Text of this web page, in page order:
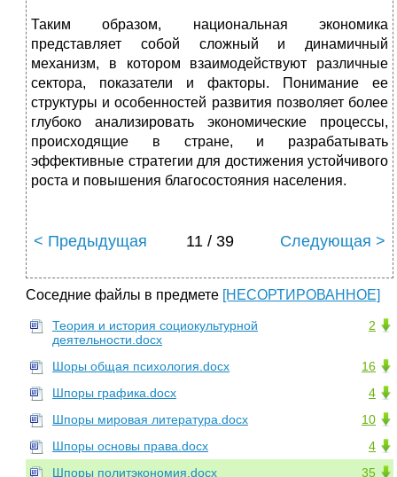
Таким образом, национальная экономика
представляет собой сложный и динамичный
механизм, в котором взаимодействуют различные
сектора, показатели и факторы. Понимание ее
структуры и особенностей развития позволяет более
глубоко анализировать экономические процессы,
происходящие в стране, и разрабатывать
эффективные стратегии для достижения устойчивого
роста и повышения благосостояния населения.
< Предыдущая 11 / 39 Следующая >
Соседние файлы в предмете [НЕСОРТИРОВАННОЕ]
2
Теория и история социокультурной
деятельности.docx
16
Шоры общая психология.docx
4
Шпоры графика.docx
10
Шпоры мировая литература.docx
4
Шпоры основы права.docx
35
Шпоры политэкономия.docx